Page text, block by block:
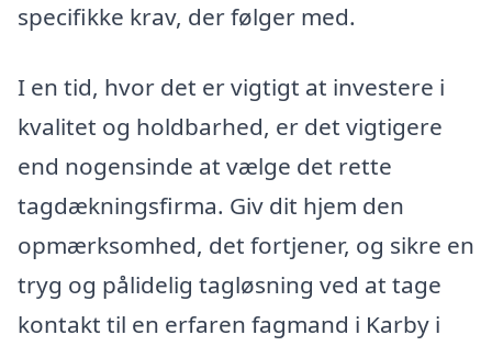
specifikke krav, der følger med.
I en tid, hvor det er vigtigt at investere i
kvalitet og holdbarhed, er det vigtigere
end nogensinde at vælge det rette
tagdækningsfirma. Giv dit hjem den
opmærksomhed, det fortjener, og sikre en
tryg og pålidelig tagløsning ved at tage
kontakt til en erfaren fagmand i Karby i